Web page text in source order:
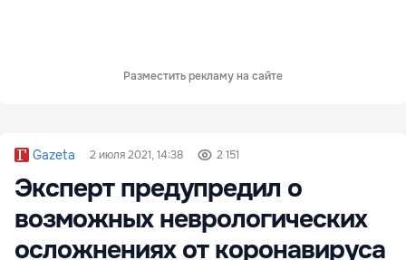
Разместить рекламу на сайте
Gazeta 2 июля 2021, 14:38 2 151
Эксперт предупредил о
возможных неврологических
осложнениях от коронавируса